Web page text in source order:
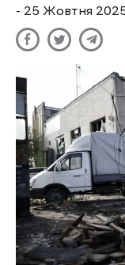
- 25 Жовтня 2025